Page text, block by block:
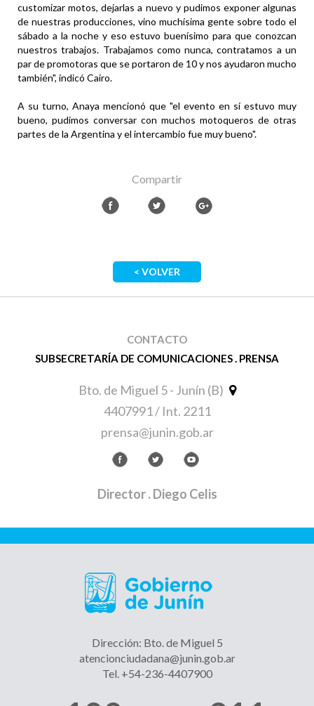
customizar motos, dejarlas a nuevo y pudimos exponer algunas
de nuestras producciones, vino muchísima gente sobre todo el
sábado a la noche y eso estuvo buenísimo para que conozcan
nuestros trabajos. Trabajamos como nunca, contratamos a un
par de promotoras que se portaron de 10 y nos ayudaron mucho
también", indicó Cairo.
A su turno, Anaya mencionó que "el evento en sí estuvo muy
bueno, pudimos conversar con muchos motoqueros de otras
partes de la Argentina y el intercambio fue muy bueno".
Compartir
< VOLVER
CONTACTO
SUBSECRETARÍA DE COMUNICACIONES . PRENSA
Bto. de Miguel 5 - Junín (B)
4407991 / Int. 2211
prensa@junin.gob.ar
Director. Diego Celis
Dirección: Bto. de Miguel 5
atencionciudadana@junin.gob.ar
Tel. +54-236-4407900